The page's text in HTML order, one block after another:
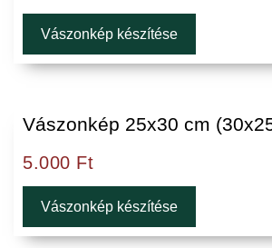
Vászonkép készítése
Vászonkép 25x30 cm
5.000 Ft
Vászonkép készítése